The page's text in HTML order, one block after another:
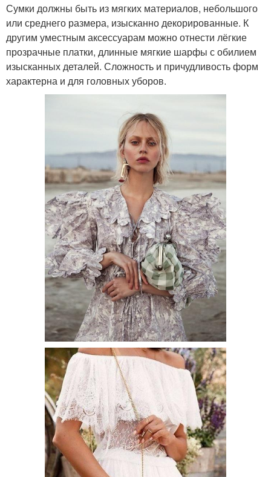
Сумки должны быть из мягких материалов, небольшого
или среднего размера, изысканно декорированные. К
другим уместным аксессуарам можно отнести лёгкие
прозрачные платки, длинные мягкие шарфы с обилием
изысканных деталей. Сложность и причудливость форм
характерна и для головных уборов.